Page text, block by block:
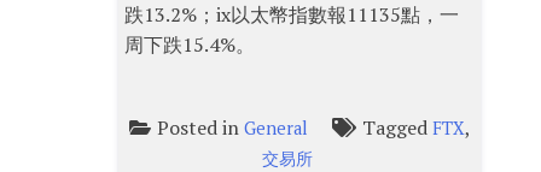
跌13.2%；ix以太幣指數報11135點，一
周下跌15.4%。
Posted in General Tagged FTX,
交易所